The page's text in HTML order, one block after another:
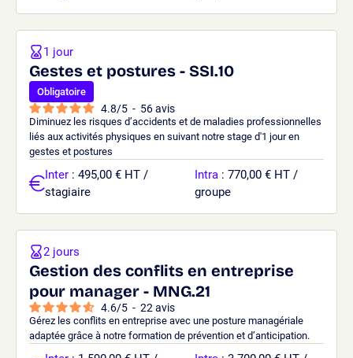
Gestes et postures - SSI.10
Obligatoire
4.8/5 - 56avis
Diminuez les risques d’accidents et de maladies professionnelles
liés aux activités physiques en suivant notre stage d'1 jour en
gestes et postures
1 jour
Inter : 495,00 € HT /
stagiaire
Intra : 770,00 € HT /
groupe
Gestion des conflits en entreprise
pour manager - MNG.21
4.6/5 - 22 avis
Gérez les conflits en entreprise avec une posture managériale
adaptée grâce à notre formation de prévention et d’anticipation.
2 jours